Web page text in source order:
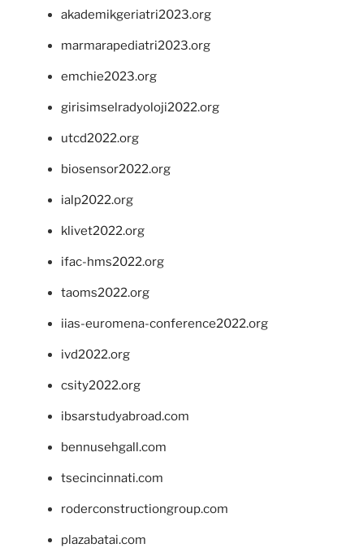
akademikgeriatri2023.org
marmarapediatri2023.org
emchie2023.org
girisimselradyoloji2022.org
utcd2022.org
biosensor2022.org
ialp2022.org
klivet2022.org
ifac-hms2022.org
taoms2022.org
iias-euromena-conference2022.org
ivd2022.org
csity2022.org
ibsarstudyabroad.com
bennusehgall.com
tsecincinnati.com
roderconstructiongroup.com
plazabatai.com